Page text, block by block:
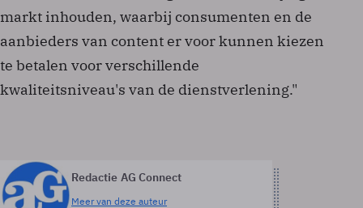
markt inhouden, waarbij consumenten en de
aanbieders van content er voor kunnen kiezen
te betalen voor verschillende
kwaliteitsniveau's van de dienstverlening."
Redactie AG Connect
Meer van deze auteur